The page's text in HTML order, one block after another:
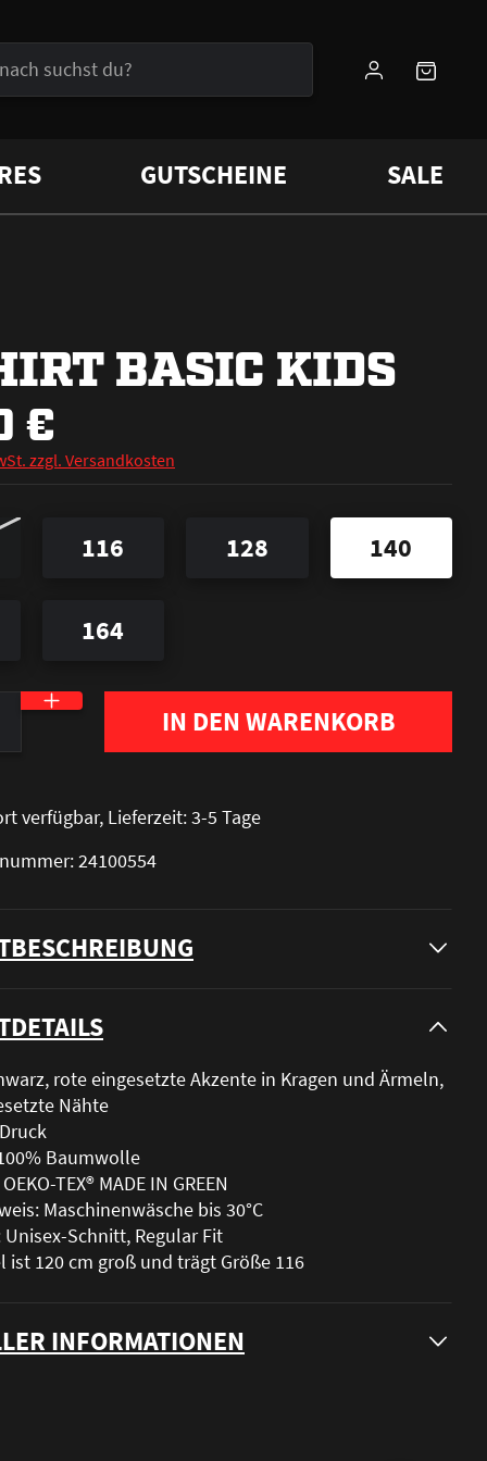
GUTSCHEINE SALE
BASIC KIDS
€
zzgl. Versandkosten
116 128 140
164
Gib den gewünschten Wert ein oder
IN DEN WARENKORB
verfügbar, Lieferzeit: 3-5 Tage
24100554
rote eingesetzte Akzente in Kragen und Ärmeln,
Nähte
Baumwolle
TEX® MADE IN GREEN
Maschinenwäsche bis 30°C
Unisex-Schnitt, Regular Fit
ist 120 cm groß und trägt Größe 116
INFORMATIONEN